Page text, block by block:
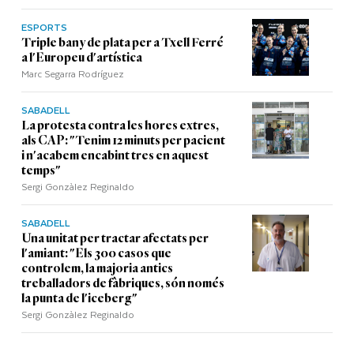
ESPORTS
Triple bany de plata per a Txell Ferré
a l'Europeu d'artística
Marc Segarra Rodríguez
SABADELL
La protesta contra les hores extres,
als CAP: "Tenim 12 minuts per pacient
i n'acabem encabint tres en aquest
temps"
Sergi Gonzàlez Reginaldo
SABADELL
Una unitat per tractar afectats per
l'amiant: "Els 300 casos que
controlem, la majoria antics
treballadors de fàbriques, són només
la punta de l'iceberg"
Sergi Gonzàlez Reginaldo